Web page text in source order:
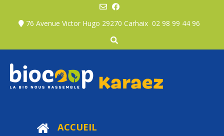
content76 Avenue Victor Hugo 29270 Carhaix 02 98 99 44 96
ACCUEIL